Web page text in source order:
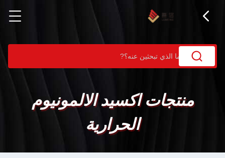
منتجات اكسيد الالمونيوم
الحرارية